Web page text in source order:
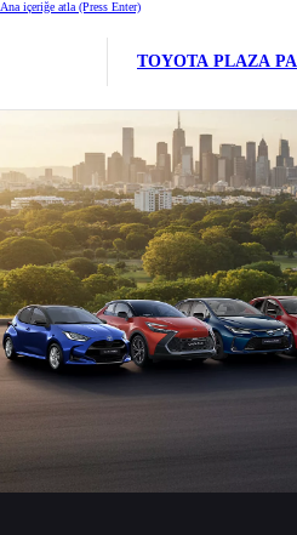
Ana içeriğe atla (Press Enter)
TOYOTA PLAZA